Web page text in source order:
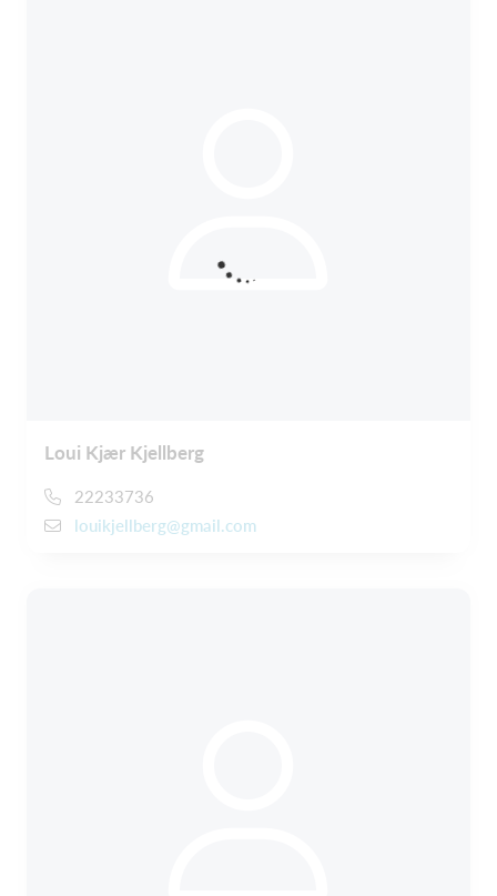
Loui Kjær Kjellberg
22233736
louikjellberg@gmail.com